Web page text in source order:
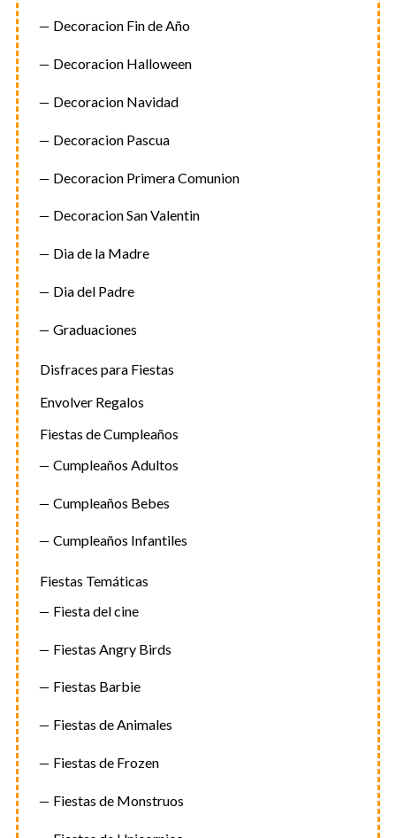
Decoracion Fin de Año
Decoracion Halloween
Decoracion Navidad
Decoracion Pascua
Decoracion Primera Comunion
Decoracion San Valentin
Dia de la Madre
Dia del Padre
Graduaciones
Disfraces para Fiestas
Envolver Regalos
Fiestas de Cumpleaños
Cumpleaños Adultos
Cumpleaños Bebes
Cumpleaños Infantiles
Fiestas Temáticas
Fiesta del cine
Fiestas Angry Birds
Fiestas Barbie
Fiestas de Animales
Fiestas de Frozen
Fiestas de Monstruos